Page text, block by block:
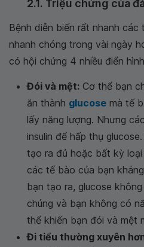
2.1. Triệu chứng của
Bệnh diễn biến rất nhanh
nhanh chóng trong vài ngày
có hội chứng 4 nhiều điển
Đói và mệt: Cơ thể bạn
ăn thành glucose mà tế
lấy năng lượng. Nhưng
insulin để hấp thụ
tạo ra đủ hoặc bất kỳ loại
các tế bào của bạn
bạn tạo ra, glucose
chúng và bạn không có
thể khiến bạn đói và mệt
Đi tiểu thường xuyên